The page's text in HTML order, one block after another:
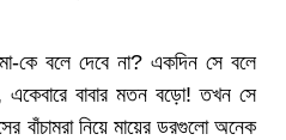
কে বলে দেবে না? একদিন সে বলে
বাবার মতন বড়ো! তখন সে
বাঁচামরা নিয়ে মায়ের ডরগুলো অনেক